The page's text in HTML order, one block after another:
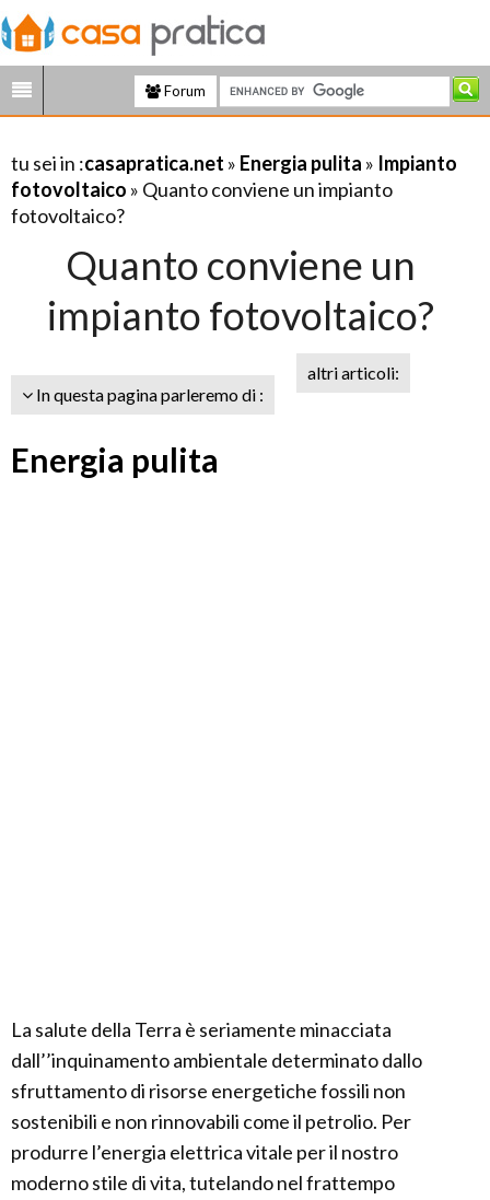
Forum
tu sei in :casapratica.net » Energia pulita » Impianto
fotovoltaico » Quanto conviene un impianto
fotovoltaico?
Quanto conviene un
impianto fotovoltaico?
In questa pagina parleremo di :
altri articoli:
Energia pulita
La salute della Terra è seriamente minacciata
dall’’inquinamento ambientale determinato dallo
sfruttamento di risorse energetiche fossili non
sostenibili e non rinnovabili come il petrolio. Per
produrre l’energia elettrica vitale per il nostro
moderno stile di vita, tutelando nel frattempo